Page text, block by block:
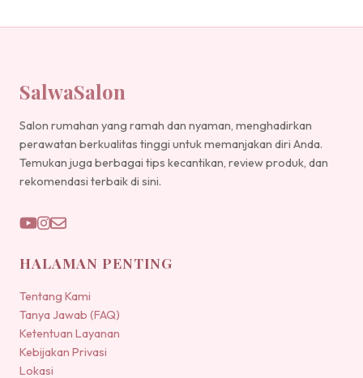
SalwaSalon
Salon rumahan yang ramah dan nyaman, menghadirkan
perawatan berkualitas tinggi untuk memanjakan diri Anda.
Temukan juga berbagai tips kecantikan, review produk, dan
rekomendasi terbaik di sini.
HALAMAN PENTING
Tentang Kami
Tanya Jawab (FAQ)
Ketentuan Layanan
Kebijakan Privasi
Lokasi